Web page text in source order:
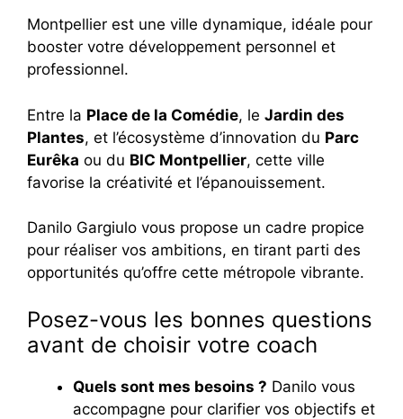
Montpellier est une ville dynamique, idéale pour
booster votre développement personnel et
professionnel.
Entre la Place de la Comédie, le Jardin des
Plantes, et l’écosystème d’innovation du Parc
Eurêka ou du BIC Montpellier, cette ville
favorise la créativité et l’épanouissement.
Danilo Gargiulo vous propose un cadre propice
pour réaliser vos ambitions, en tirant parti des
opportunités qu’offre cette métropole vibrante.
Posez-vous les bonnes questions
avant de choisir votre coach
Quels sont mes besoins ? Danilo vous
accompagne pour clarifier vos objectifs et